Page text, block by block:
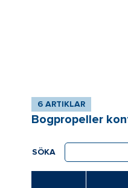
SÖKA
6 ARTIKLAR
Bogpropeller